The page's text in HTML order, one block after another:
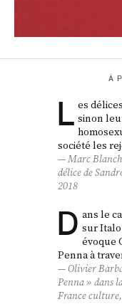
À
L es
sinon
société les
Marc
délicede
2018
D ans le
sur
évoque
Penna à
Olivier
Penna » dans
France